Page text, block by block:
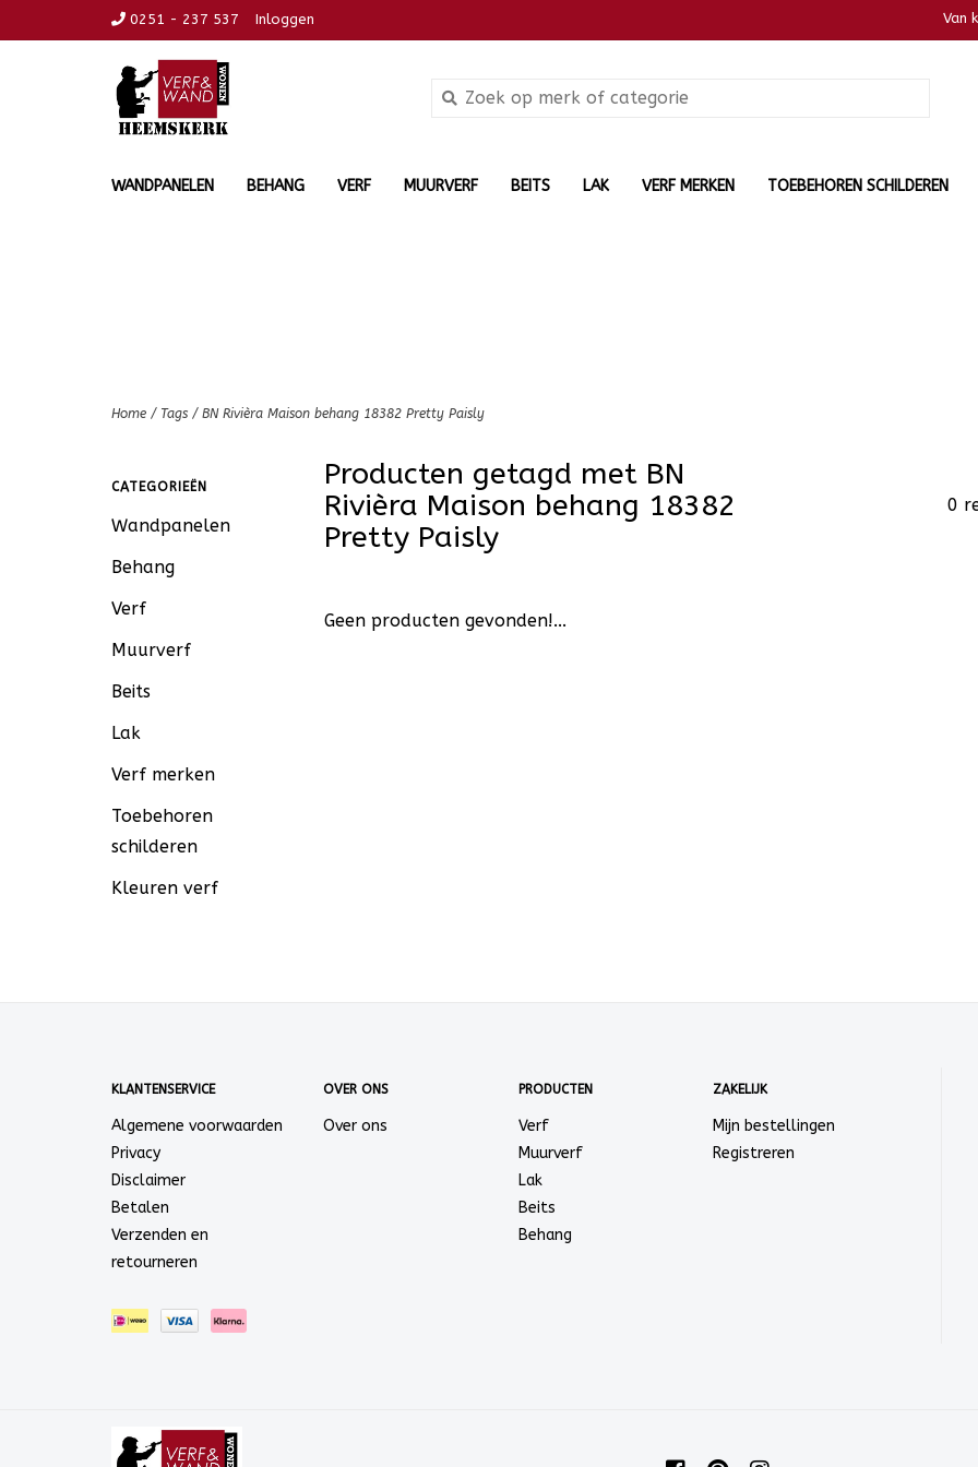
0251 - 237 537 Inloggen Van
WANDPANELEN BEHANG VERF MUURVERF BEITS LAK VERF MERKEN TOEBEHOREN SCHILDEREN
Home / Tags / BN Rivièra Maison behang 18382 Pretty Paisly
CATEGORIEËN
Wandpanelen
Behang
Verf
Muurverf
Beits
Lak
Verf merken
Toebehoren
schilderen
Kleuren verf
Producten getagd met BN
Rivièra Maison behang 18382
Pretty Paisly
0
Geen producten gevonden!...
KLANTENSERVICE
Algemene voorwaarden
Privacy
Disclaimer
Betalen
Verzenden en
retourneren
OVER ONS
Over ons
PRODUCTEN
Verf
Muurverf
Lak
Beits
Behang
ZAKELIJK
Mijn bestellingen
Registreren